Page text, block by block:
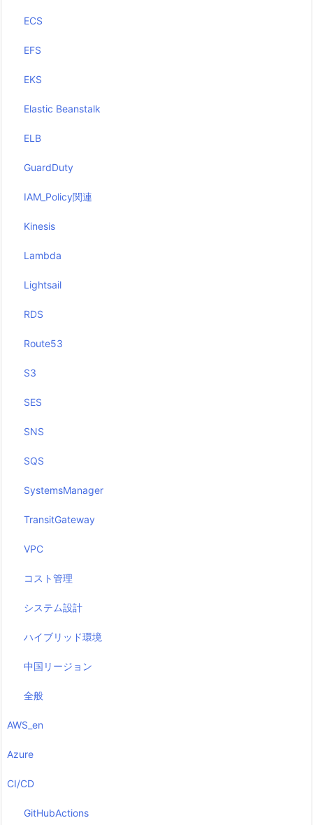
ECS
EFS
EKS
Elastic Beanstalk
ELB
GuardDuty
IAM_Policy関連
Kinesis
Lambda
Lightsail
RDS
Route53
S3
SES
SNS
SQS
SystemsManager
TransitGateway
VPC
コスト管理
システム設計
ハイブリッド環境
中国リージョン
全般
AWS_en
Azure
CI/CD
GitHubActions